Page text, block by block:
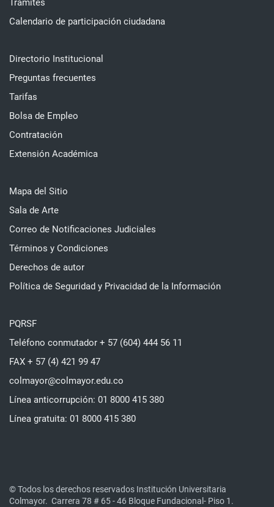
Trámites
Calendario de participación ciudadana
Directorio Institucional
Preguntas frecuentes
Tarifas
Bolsa de Empleo
Contratación
Extensión Académica
Mapa del Sitio
Sala de Arte
Correo de Notificaciones Judiciales
Términos y Condiciones
Derechos de autor
Política de Seguridad y Privacidad de la Información
PQRSF
Teléfono conmutador + 57 (604) 444 56 11
FAX + 57 (4) 421 99 47
colmayor@colmayor.edu.co
Línea anticorrupción: 01 8000 415 380
Línea gratuita: 01 8000 415 380
© Todos los derechos reservados Institución Universitaria
Colmayor. Carrera 78 # 65 - 46 Bloque Fundacional- Piso 1.